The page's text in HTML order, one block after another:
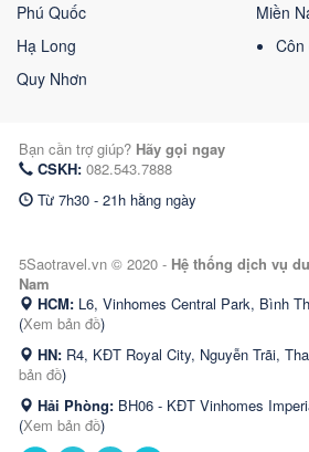
Phú Quốc
Hạ Long
Quy Nhơn
Miền
Côn
Bạn cần trợ giúp? Hãy gọi ngay
CSKH: 082.543.7888
Từ 7h30 - 21h hằng ngày
5Saotravel.vn © 2020 - Hệ thống dịch vụ
Nam
HCM: L6, Vinhomes Central Park, Bình
(Xem bản đồ)
HN: R4, KĐT Royal City, Nguyễn Trãi,
bản đồ)
Hải Phòng: BH06 - KĐT Vinhomes
(Xem bản đồ)